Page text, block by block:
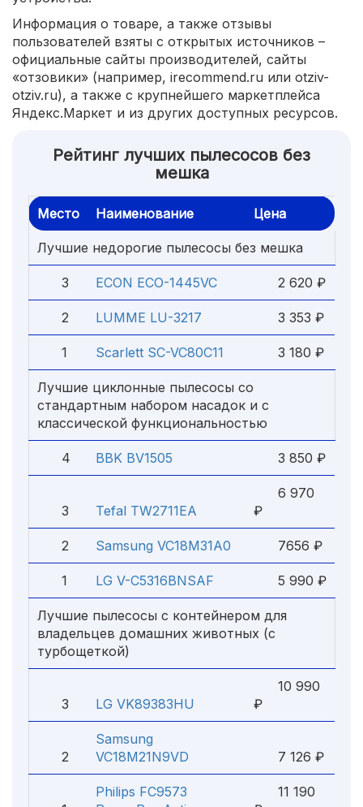
Информация о товаре, а также отзывы
пользователей взяты с открытых источников –
официальные сайты производителей, сайты
«отзовики» (например, irecommend.ru или otziv-
otziv.ru), а также с крупнейшего маркетплейса
Яндекс.Маркет и из других доступных ресурсов.
Рейтинг лучших пылесосов без
мешка
Место Наименование Цена
Лучшие недорогие пылесосы без мешка
3 ECON ECO-1445VC 2 620 ₽
2 LUMME LU-3217 3 353 ₽
1 Scarlett SC-VC80C11 3 180 ₽
Лучшие циклонные пылесосы со
стандартным набором насадок и с
классической функциональностью
4 BBK BV1505 3 850 ₽
3 Tefal TW2711EA
6 970
₽
2 Samsung VC18M31A0 7656 ₽
1 LG V-C5316BNSAF 5 990 ₽
Лучшие пылесосы с контейнером для
владельцев домашних животных (с
турбощеткой)
3 LG VK89383HU
10 990
₽
2
Samsung
VC18M21N9VD
7 126 ₽
Philips FC9573
11 190